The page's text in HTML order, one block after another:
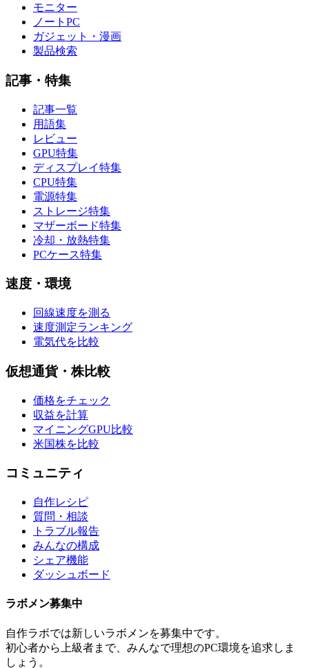
モニター
ノートPC
ガジェット・漫画
製品検索
記事・特集
記事一覧
用語集
レビュー
GPU特集
ディスプレイ特集
CPU特集
電源特集
ストレージ特集
マザーボード特集
冷却・放熱特集
PCケース特集
速度・環境
回線速度を測る
速度測定ランキング
電気代を比較
仮想通貨・株比較
価格をチェック
収益を計算
マイニングGPU比較
米国株を比較
コミュニティ
自作レシピ
質問・相談
トラブル報告
みんなの構成
シェア機能
ダッシュボード
ラボメン募集中
自作ラボでは新しいラボメンを募集中です。
初心者から上級者まで、みんなで理想のPC環境を追求しま
しょう。